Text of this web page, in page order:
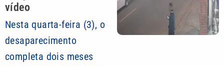
vídeo
Nesta quarta-feira (3), o
desaparecimento
completa dois meses